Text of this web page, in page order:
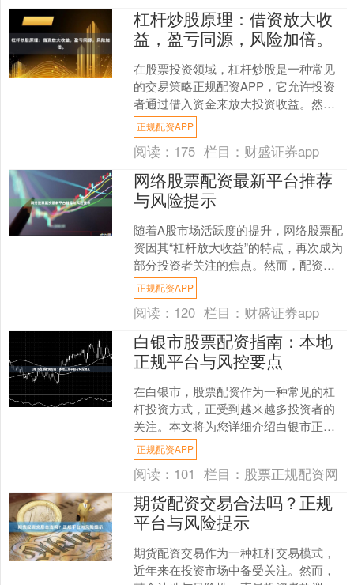
杠杆炒股原理：借资放大收
益，盈亏同源，风险加倍。
在股票投资领域，杠杆炒股是一种常见
的交易策略正规配资APP，它允许投资
者通过借入资金来放大投资收益。然
而，这种策略并非没有代价，其核心特
征可以用一句话概括：**....
正规配资APP
阅读： 175 栏目： 财盛证券app
网络股票配资最新平台推荐
与风险提示
随着A股市场活跃度的提升，网络股票配
资因其“杠杆放大收益”的特点，再次成为
部分投资者关注的焦点。然而，配资市
场鱼龙混杂，新平台层出不穷。本文将
为您梳理当前网络股....
正规配资APP
阅读： 120 栏目： 财盛证券app
白银市股票配资指南：本地
正规平台与风控要点
在白银市，股票配资作为一种常见的杠
杆投资方式，正受到越来越多投资者的
关注。本文将为您详细介绍白银市正规
配资平台的选择标准，以及必须掌握的
风险控制要点，帮助您更安....
正规配资APP
阅读： 101 栏目： 股票正规配资网
期货配资交易合法吗？正规
平台与风险提示
期货配资交易作为一种杠杆交易模式，
近年来在投资市场中备受关注。然而，